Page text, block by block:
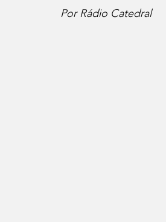
Por Rádio Catedral